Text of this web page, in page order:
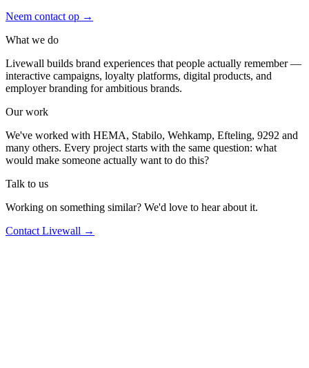
Neem contact op →
What we do
Livewall builds brand experiences that people actually remember —
interactive campaigns, loyalty platforms, digital products, and
employer branding for ambitious brands.
Our work
We've worked with HEMA, Stabilo, Wehkamp, Efteling, 9292 and
many others. Every project starts with the same question: what
would make someone actually want to do this?
Talk to us
Working on something similar? We'd love to hear about it.
Contact Livewall →